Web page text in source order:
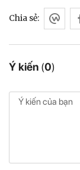
Ý kiến (0)
Chia sẻ: